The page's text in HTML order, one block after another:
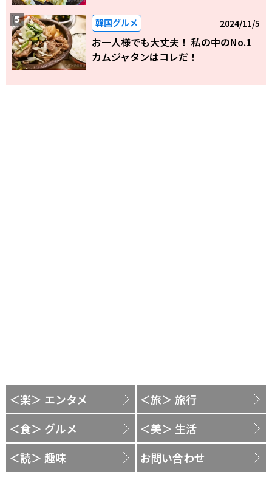
韓国グルメ 2024/11/5
お一人様でも大丈夫！ 私の中のNo.1
カムジャタンはコレだ！
＜楽＞ エンタメ
＜旅＞ 旅行
＜食＞ グルメ
＜美＞ 生活
＜読＞ 趣味
お問い合わせ